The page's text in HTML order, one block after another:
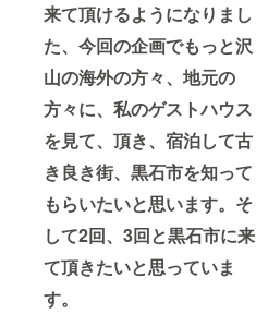
来て頂けるようになりまし
た、今回の企画でもっと沢
山の海外の方々、地元の
方々に、私のゲストハウス
を見て、頂き、宿泊して古
き良き街、黒石市を知って
もらいたいと思います。そ
して2回、3回と黒石市に来
て頂きたいと思っていま
す。